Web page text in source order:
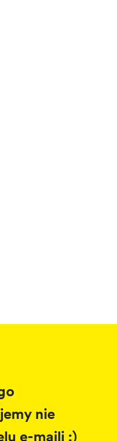
nie
e-maili :)